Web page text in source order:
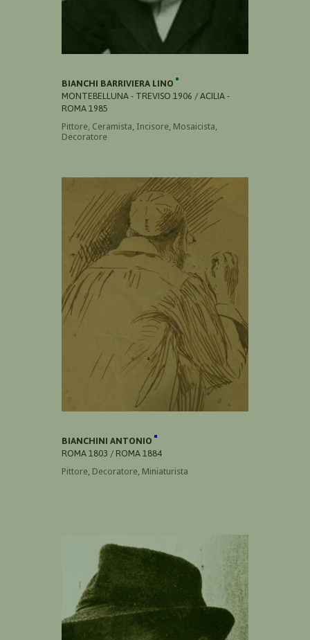
BIANCHI BARRIVIERA LINO
MONTEBELLUNA - TREVISO 1906 / ACILIA -
ROMA 1985
Pittore, Ceramista, Incisore, Mosaicista,
Decoratore
BIANCHINI ANTONIO
ROMA 1803 / ROMA 1884
Pittore, Decoratore, Miniaturista